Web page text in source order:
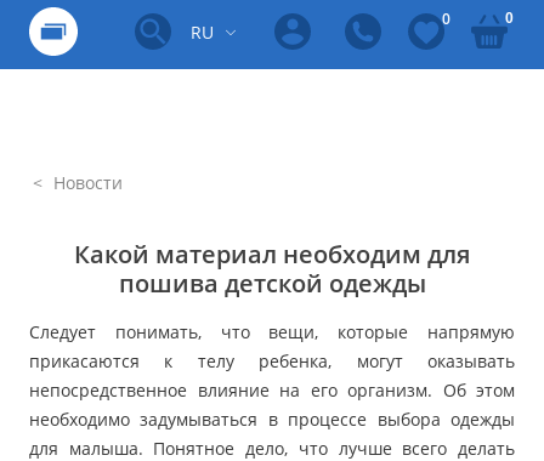
RU
0 0
Новости
Какой материал необходим для
пошива детской одежды
Следует понимать, что вещи, которые напрямую
прикасаются к телу ребенка, могут оказывать
непосредственное влияние на его организм. Об этом
необходимо задумываться в процессе выбора одежды
для малыша. Понятное дело, что лучше всего делать